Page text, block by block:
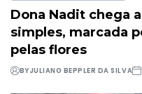
Dona Nadit chega
simples, marcada
pelas flores
BYJULIANO BEPPLER DA SILVA